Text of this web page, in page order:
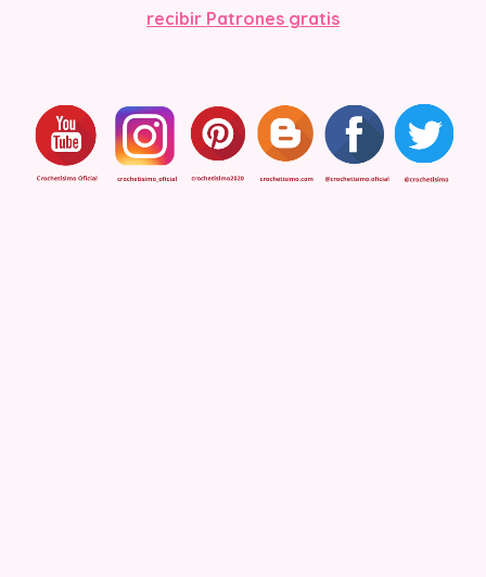
recibir Patrones gratis